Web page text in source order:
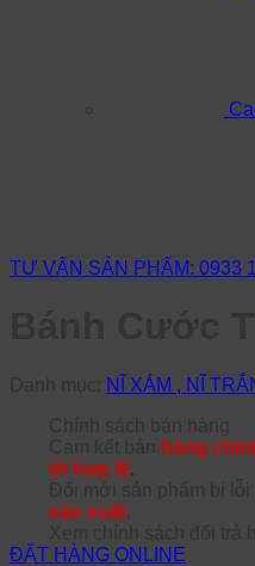
TƯ VẤN SẢN PHẨM: 0933
NĨ XÁM , NĨ
hàng
tờ hợp lệ
sản xuất
ĐẶT HÀNG ONLINE